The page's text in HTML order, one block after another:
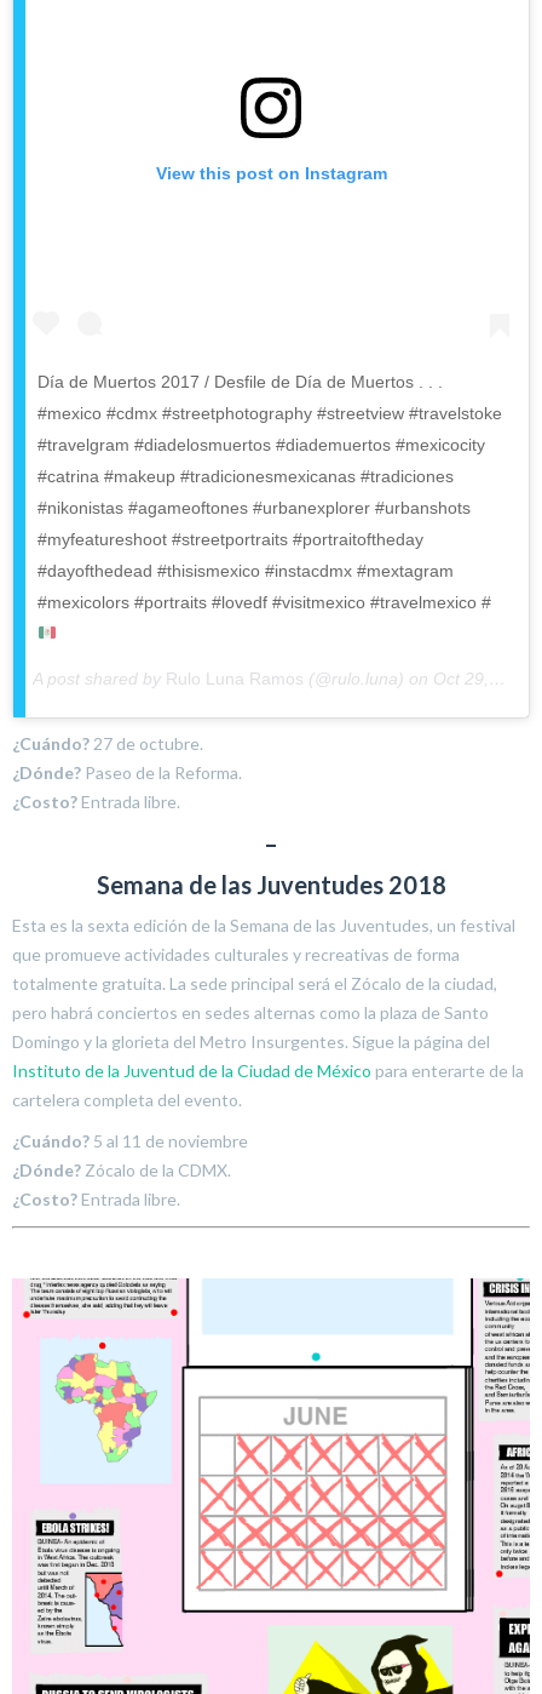
View this post on Instagram
Día de Muertos 2017 / Desfile de Día de Muertos . . .
#mexico #cdmx #streetphotography #streetview #travelstoke
#travelgram #diadelosmuertos #diademuertos #mexicocity
#catrina #makeup #tradicionesmexicanas #tradiciones
#nikonistas #agameoftones #urbanexplorer #urbanshots
#myfeatureshoot #streetportraits #portraitoftheday
#dayofthedead #thisismexico #instacdmx #mextagram
#mexicolors #portraits #lovedf #visitmexico #travelmexico #
A post shared by Rulo Luna Ramos (@rulo.luna) on Oct 29, 2017 at 2:27pm PDT
¿Cuándo? 27 de octubre.
¿Dónde? Paseo de la Reforma.
¿Costo? Entrada libre.
–
Semana de las Juventudes 2018
Esta es la sexta edición de la Semana de las Juventudes, un festival
que promueve actividades culturales y recreativas de forma
totalmente gratuita. La sede principal será el Zócalo de la ciudad,
pero habrá conciertos en sedes alternas como la plaza de Santo
Domingo y la glorieta del Metro Insurgentes. Sigue la página del
Instituto de la Juventud de la Ciudad de México para enterarte de la
cartelera completa del evento.
¿Cuándo? 5 al 11 de noviembre
¿Dónde? Zócalo de la CDMX.
¿Costo? Entrada libre.